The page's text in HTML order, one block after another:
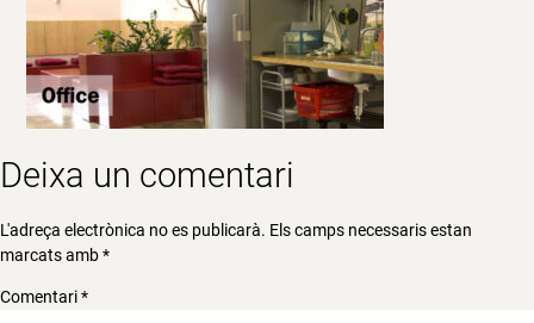
Deixa un comentari
L'adreça electrònica no es publicarà. Els camps necessaris estan
marcats amb*
Comentari*